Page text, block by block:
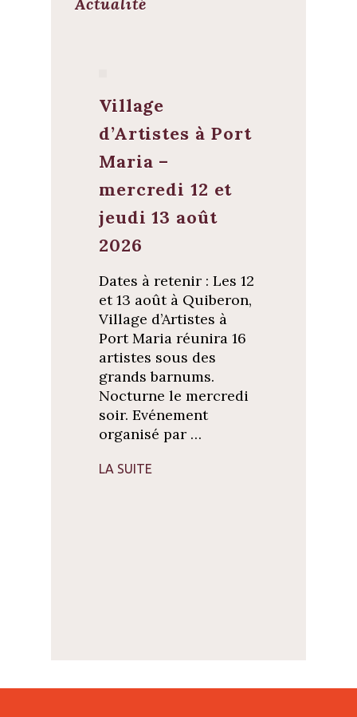
Village
d’Artistes à Port
Maria –
mercredi 12 et
jeudi 13 août
2026
Dates à retenir : Les 12
et 13 août à Quiberon,
Village d’Artistes à
Port Maria réunira 16
artistes sous des
grands barnums.
Nocturne le mercredi
soir. Evénement
organisé par …
LA SUITE